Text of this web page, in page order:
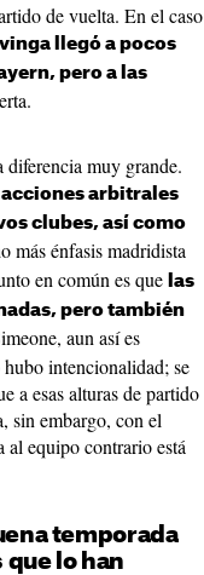
de vuelta. En el caso
llegó a pocos
pero a las
diferencia muy grande.
acciones arbitrales
clubes, así como
más énfasis madridista
en común es que las
pero también
aun así es
intencionalidad; se
a esas alturas de partido
sin embargo, con el
al equipo contrario está
temporada
lo han